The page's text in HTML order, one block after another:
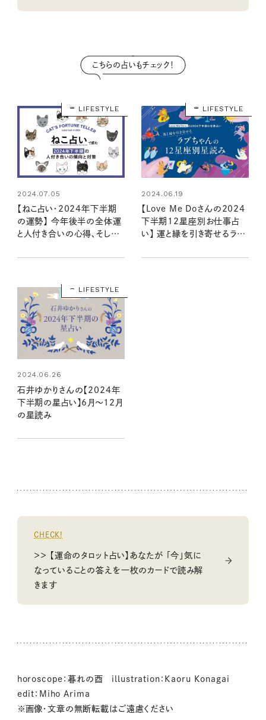
こちらの占いもチェック！
LIFESTYLE
2024.07.05
【ねこ占い・2024年下半期
の運勢】 今年後半の全体運
と人付き合いの心得、そして
LIFESTYLE
2024.06.19
【Love Me Doさんの2024
下半期12星座別お仕事占
い】 運と縁を引き寄せるラブ
LIFESTYLE
2024.06.26
石井ゆかりさんの【2024年
下半期の星占い】6月～12月
の星読み
CHECK!
＞＞ 【運命のタロット占い】あなたが 「今」気に
なっていることの答えを一枚のカードで読み解
きます
horoscope：暮れの酉 illustration：Kaoru Konagai
edit：Miho Arima
※画像・文章の無断転載はご遠慮ください